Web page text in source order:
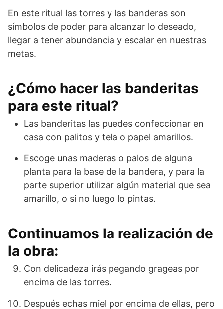
En este ritual las torres y las banderas son
símbolos de poder para alcanzar lo deseado,
llegar a tener abundancia y escalar en nuestras
metas.
¿Cómo hacer las banderitas
para este ritual?
Las banderitas las puedes confeccionar en
casa con palitos y tela o papel amarillos.
Escoge unas maderas o palos de alguna
planta para la base de la bandera, y para la
parte superior utilizar algún material que sea
amarillo, o si no luego lo pintas.
Continuamos la realización de
la obra:
Con delicadeza irás pegando grageas por
encima de las torres.
Después echas miel por encima de ellas, pero